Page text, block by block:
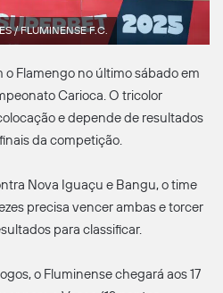
/ FLUMINENSE F.C.
o Flamengo no último sábado em
Carioca. O tricolor
e depende de resultados
da competição.
Nova Iguaçu e Bangu, o time
precisa vencer ambas e torcer
para classificar.
o Fluminense chegará aos 17